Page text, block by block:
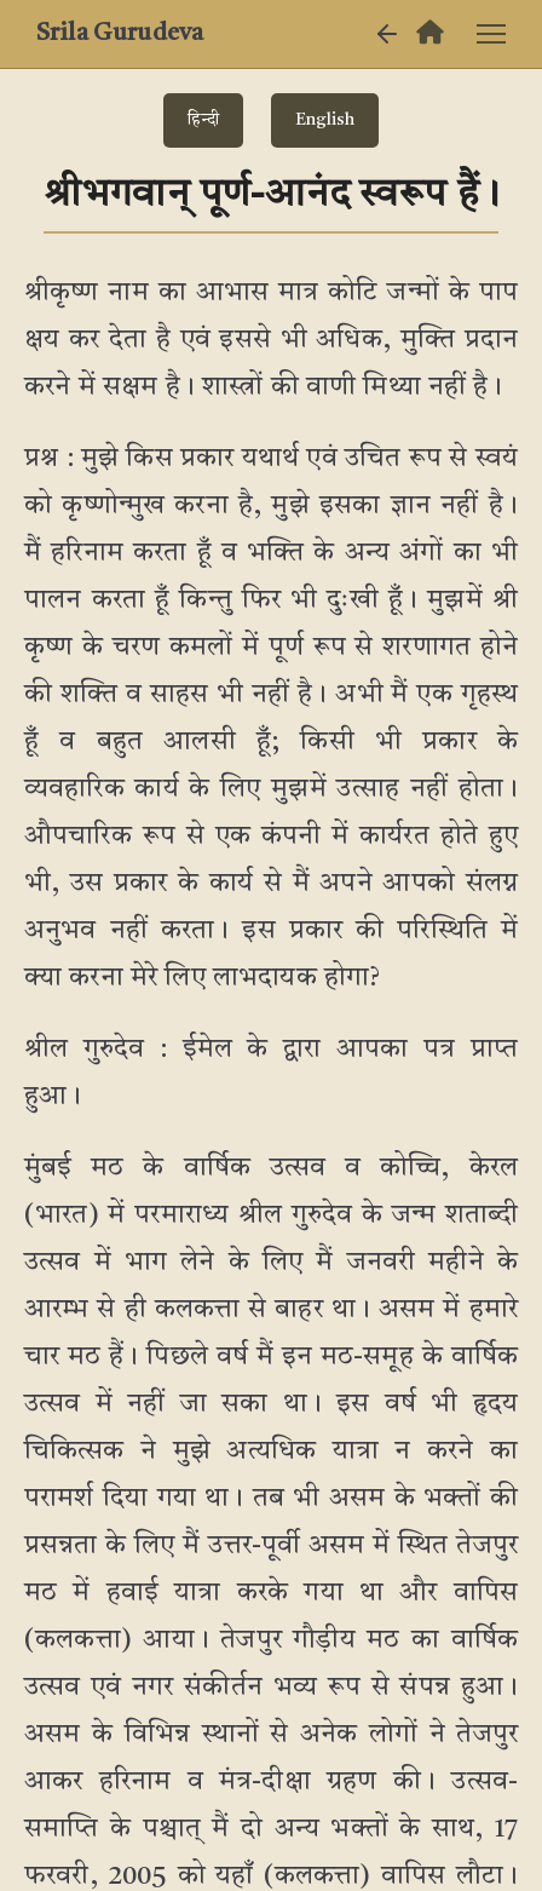
Srila Gurudeva
हिन्दी English
श्रीभगवान् पूर्ण-आनंद स्वरूप हैं।
श्रीकृष्ण नाम का आभास मात्र कोटि जन्मों के पाप
क्षय कर देता है एवं इससे भी अधिक, मुक्ति प्रदान
करने में सक्षम है। शास्त्रों की वाणी मिथ्या नहीं है।
प्रश्न : मुझे किस प्रकार यथार्थ एवं उचित रूप से स्वयं
को कृष्णोन्मुख करना है, मुझे इसका ज्ञान नहीं है।
मैं हरिनाम करता हूँ व भक्ति के अन्य अंगों का भी
पालन करता हूँ किन्तु फिर भी दुःखी हूँ। मुझमें श्री
कृष्ण के चरण कमलों में पूर्ण रूप से शरणागत होने
की शक्ति व साहस भी नहीं है। अभी मैं एक गृहस्थ
हूँ व बहुत आलसी हूँ; किसी भी प्रकार के
व्यवहारिक कार्य के लिए मुझमें उत्साह नहीं होता।
औपचारिक रूप से एक कंपनी में कार्यरत होते हुए
भी, उस प्रकार के कार्य से मैं अपने आपको संलग्न
अनुभव नहीं करता। इस प्रकार की परिस्थिति में
क्या करना मेरे लिए लाभदायक होगा?
श्रील गुरुदेव : ईमेल के द्वारा आपका पत्र प्राप्त
हुआ।
मुंबई मठ के वार्षिक उत्सव व कोच्चि, केरल
(भारत) में परमाराध्य श्रील गुरुदेव के जन्म शताब्दी
उत्सव में भाग लेने के लिए मैं जनवरी महीने के
आरम्भ से ही कलकत्ता से बाहर था। असम में हमारे
चार मठ हैं। पिछले वर्ष मैं इन मठ-समूह के वार्षिक
उत्सव में नहीं जा सका था। इस वर्ष भी हृदय
चिकित्सक ने मुझे अत्यधिक यात्रा न करने का
परामर्श दिया गया था। तब भी असम के भक्तों की
प्रसन्नता के लिए मैं उत्तर-पूर्वी असम में स्थित तेजपुर
मठ में हवाई यात्रा करके गया था और वापिस
(कलकत्ता) आया। तेजपुर गौड़ीय मठ का वार्षिक
उत्सव एवं नगर संकीर्तन भव्य रूप से संपन्न हुआ।
असम के विभिन्न स्थानों से अनेक लोगों ने तेजपुर
आकर हरिनाम व मंत्र-दीक्षा ग्रहण की। उत्सव-
समाप्ति के पश्चात् मैं दो अन्य भक्तों के साथ, 17
फरवरी, 2005 को यहाँ (कलकत्ता) वापिस लौटा।